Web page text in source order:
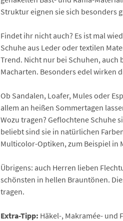
Struktur eignen sie sich besonders
Findet ihr nicht auch? Es ist mal
Schuhe aus Leder oder textilen
Trend. Nicht nur bei Schuhen,
Macharten. Besonders edel wirken
Ob Sandalen, Loafer, Mules oder
allem an heißen Sommertagen
Wozu tragen? Geflochtene Schuhe
beliebt sind sie in natürlichen
Multicolor-Optiken, zum Beispiel in
Übrigens: auch Herren lieben
schönsten in hellen Brauntönen.
tragen.
Extra-Tipp: Häkel-, Makramée- und